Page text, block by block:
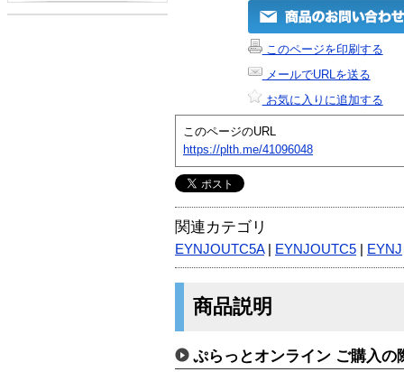
このページを印刷する
メールでURLを送る
お気に入りに追加する
このページのURL
https://plth.me/41096048
関連カテゴリ
EYNJOUTC5A| EYNJOUTC5 EYNJ
商品説明
ぷらっとオンライン ご購入の